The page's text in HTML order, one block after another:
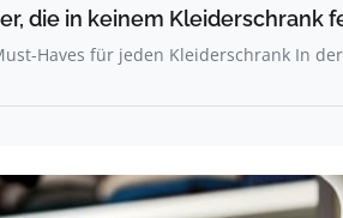
die in keinem Kleiderschrank
Haves für jeden Kleiderschrank In